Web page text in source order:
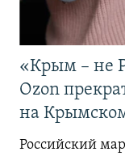
«Крым – не
Ozon
на
Российский